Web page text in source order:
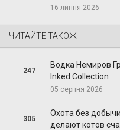
16 липня 2026
ЧИТАЙТЕ ТАКОЖ
247
Водка Немиров
Inked Collection
05 серпня 2026
305
Охота без
делают котов